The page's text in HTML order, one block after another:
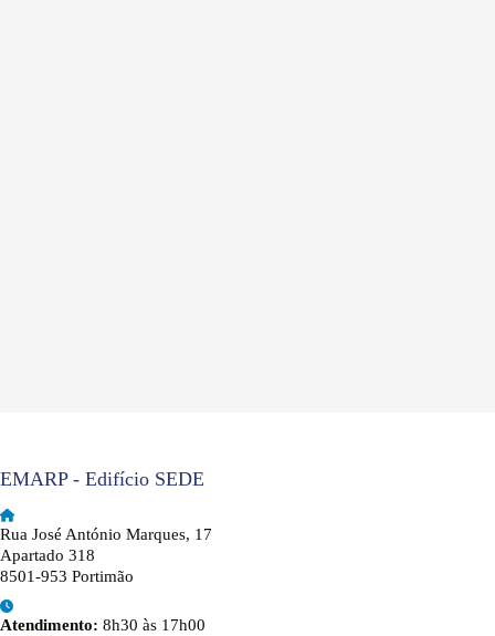
EMARP - Edifício SEDE
Rua José António Marques, 17
Apartado 318
8501-953 Portimão
Atendimento: 8h30 às 17h00